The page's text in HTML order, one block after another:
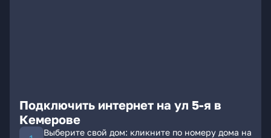
Подключить интернет на ул 5-я в
Кемерове
Выберите свой дом: кликните по номеру дома на